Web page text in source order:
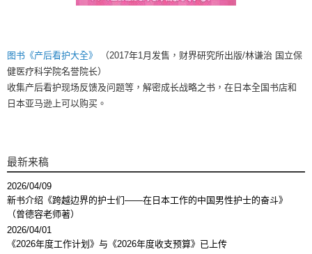
图书《产后看护大全》
（2017年1月发售，财界研究所出版/林谦治 国立保
健医疗科学院名誉院长）
收集产后看护现场反馈及问题等，解密成长战略之书，在日本全国书店和
日本亚马逊上可以购买。
最新来稿
2026/04/09
新书介绍《跨越边界的护士们——在日本工作的中国男性护士的奋斗》
（曾德容老师著）
2026/04/01
《2026年度工作计划》与《2026年度收支预算》已上传